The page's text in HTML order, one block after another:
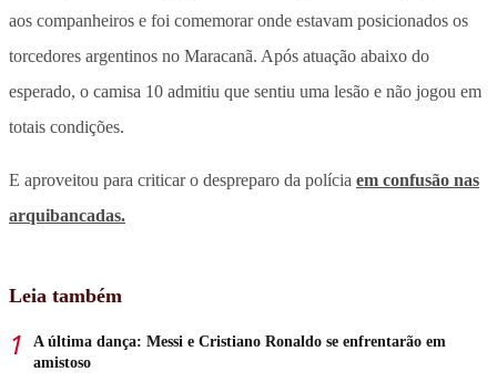
aos companheiros e foi comemorar onde estavam posicionados os
torcedores argentinos no Maracanã. Após atuação abaixo do
esperado, o camisa 10 admitiu que sentiu uma lesão e não jogou em
totais condições.
E aproveitou para criticar o despreparo da polícia em confusão nas
arquibancadas.
Leia também
A última dança: Messi e Cristiano Ronaldo se enfrentarão em
amistoso